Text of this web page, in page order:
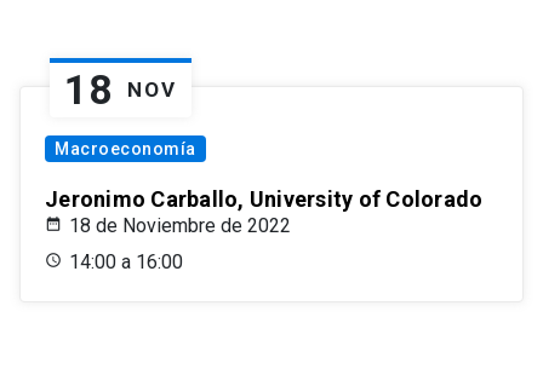
18 NOV
Macroeconomía
Jeronimo Carballo, University of Colorado
18 de Noviembre de 2022
14:00 a 16:00